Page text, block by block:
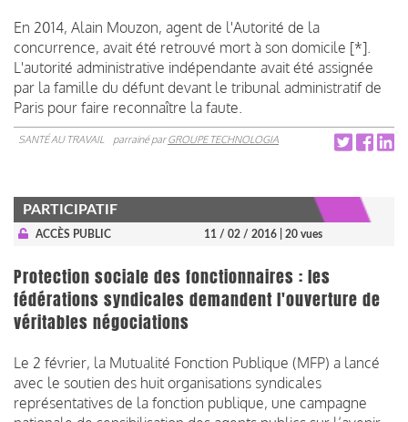
En 2014, Alain Mouzon, agent de l'Autorité de la
concurrence, avait été retrouvé mort à son domicile [*].
L'autorité administrative indépendante avait été assignée
par la famille du défunt devant le tribunal administratif de
Paris pour faire reconnaître la faute.
SANTÉ AU TRAVAIL parrainé parGROUPE TECHNOLOGIA
PARTICIPATIF
ACCÈS PUBLIC 11 / 02 / 2016 | 20 vues
Protection sociale des fonctionnaires : les
fédérations syndicales demandent l'ouverture de
véritables négociations
Le 2 février, la Mutualité Fonction Publique (MFP) a lancé
avec le soutien des huit organisations syndicales
représentatives de la fonction publique, une campagne